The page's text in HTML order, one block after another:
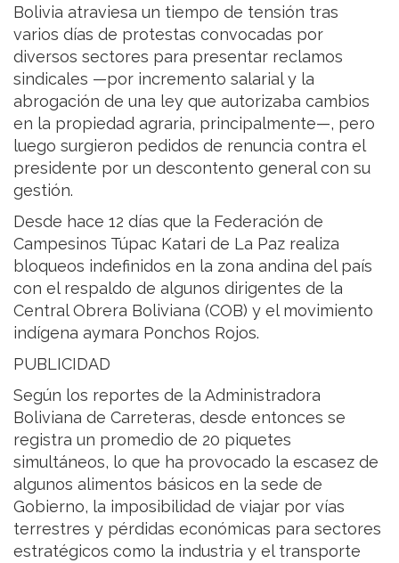
Bolivia atraviesa un tiempo de tensión tras
varios días de protestas convocadas por
diversos sectores para presentar reclamos
sindicales —por incremento salarial y la
abrogación de una ley que autorizaba cambios
en la propiedad agraria, principalmente—, pero
luego surgieron pedidos de renuncia contra el
presidente por un descontento general con su
gestión.
Desde hace 12 días que la Federación de
Campesinos Túpac Katari de La Paz realiza
bloqueos indefinidos en la zona andina del país
con el respaldo de algunos dirigentes de la
Central Obrera Boliviana (COB) y el movimiento
indígena aymara Ponchos Rojos.
PUBLICIDAD
Según los reportes de la Administradora
Boliviana de Carreteras, desde entonces se
registra un promedio de 20 piquetes
simultáneos, lo que ha provocado la escasez de
algunos alimentos básicos en la sede de
Gobierno, la imposibilidad de viajar por vías
terrestres y pérdidas económicas para sectores
estratégicos como la industria y el transporte